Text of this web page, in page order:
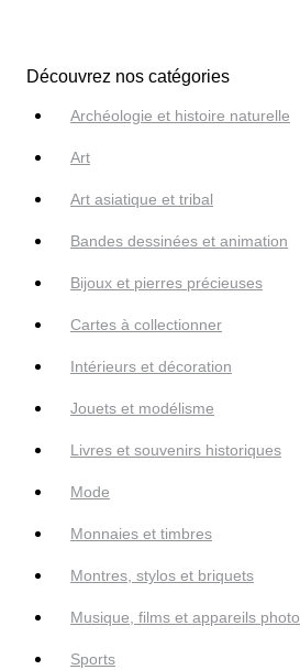
Découvrez nos catégories
Archéologie et histoire naturelle
Art
Art asiatique et tribal
Bandes dessinées et animation
Bijoux et pierres précieuses
Cartes à collectionner
Intérieurs et décoration
Jouets et modélisme
Livres et souvenirs historiques
Mode
Monnaies et timbres
Montres, stylos et briquets
Musique, films et appareils photo
Sports